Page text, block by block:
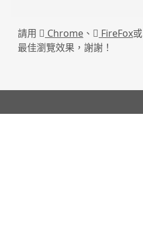
請用 Chrome 、 FireFox或
最佳瀏覽效果，謝謝！